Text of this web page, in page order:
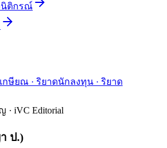
นิติกรณ์
กษียณ · ริยาดนักลงทุน · ริยาด
· iVC Editorial
ป.)